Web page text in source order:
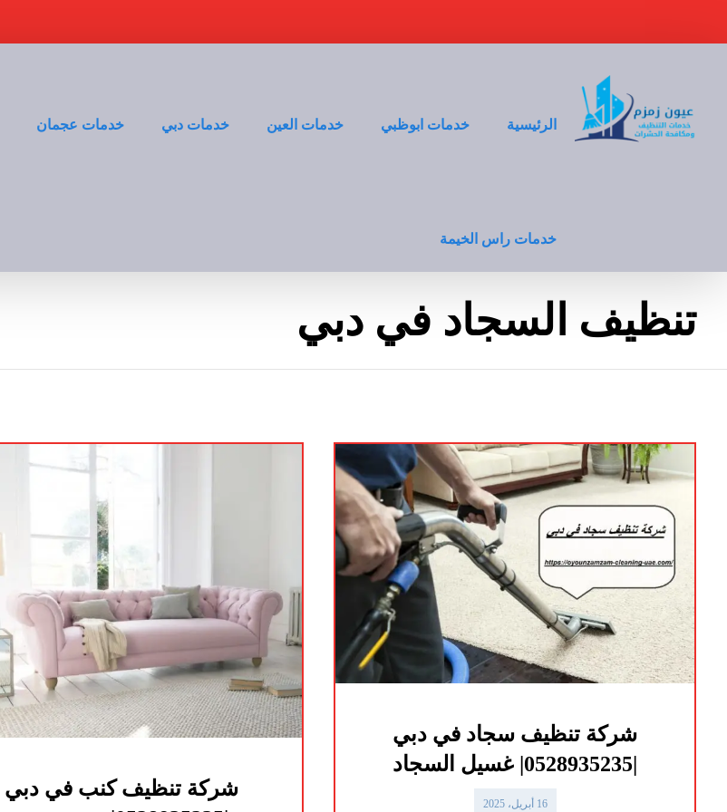
الرئيسية خدمات ابوظبي خدمات العين خدمات دبي خدمات عجمان
خدمات راس الخيمة
تنظيف السجاد في دبي
شركة تنظيف سجاد في دبي
16 أبريل، 2025
شركة تنظيف كنب في دبي